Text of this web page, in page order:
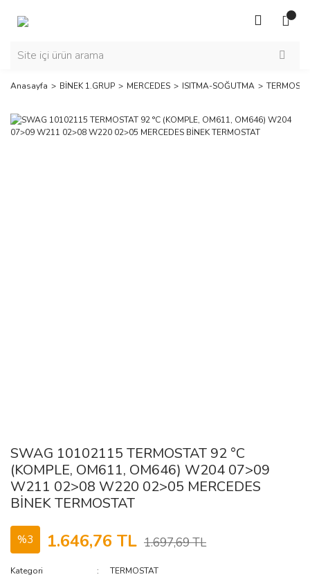
Anasayfa BİNEK 1.GRUP MERCEDES ISITMA-SOĞUTMA
SWAG 10102115 TERMOSTAT 92 °C
(KOMPLE, OM611, OM646) W204 07>09
W211 02>08 W220 02>05 MERCEDES
BİNEK TERMOSTAT
%3 1.646,76 TL 1.697,69 TL
Kategori
TERMOSTAT